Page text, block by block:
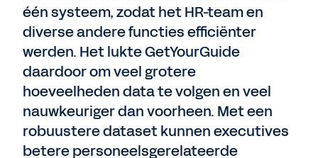
één systeem, zodat het HR-team en
diverse andere functies efficiënter
werden. Het lukte GetYourGuide
daardoor om veel grotere
hoeveelheden data te volgen en veel
nauwkeuriger dan voorheen. Met een
robuustere dataset kunnen executives
betere personeelsgerelateerde